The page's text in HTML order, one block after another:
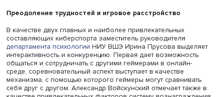
диабета, ожирения и сопутствующих заболеваний.
еды.